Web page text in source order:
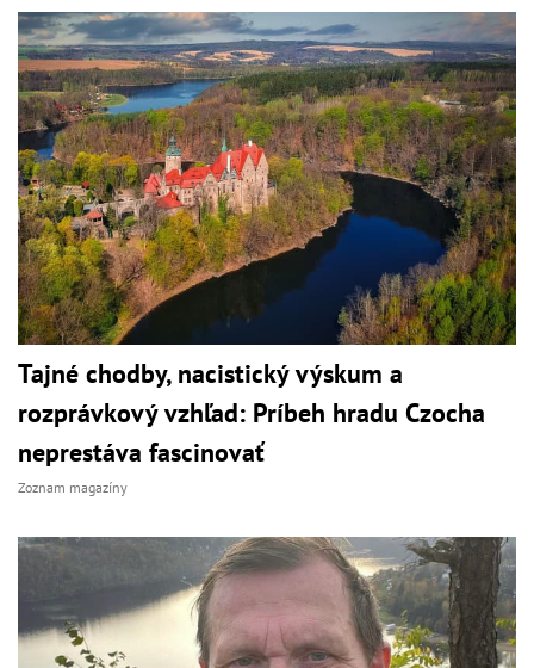
Tajné chodby, nacistický výskum a
rozprávkový vzhľad: Príbeh hradu Czocha
neprestáva fascinovať
Zoznam magazíny